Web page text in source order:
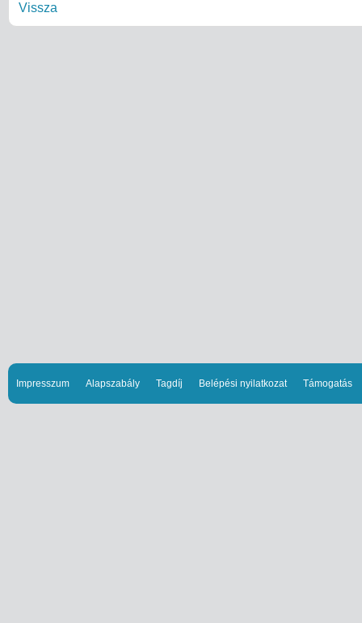
Vissza
Impresszum Alapszabály Tagdíj Belépési nyilatkozat Támogatás